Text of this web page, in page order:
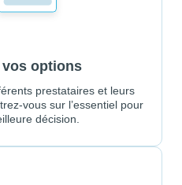
vos options
prestataires et leurs
vous sur l’essentiel pour
décision.